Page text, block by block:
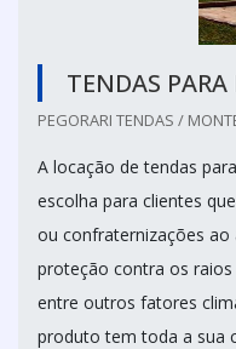
TENDAS
PEGORARI TENDAS /
A locação de tendas
escolha para clientes
ou confraternizações ao
proteção contra os raios
entre outros fatores
produto tem toda a sua